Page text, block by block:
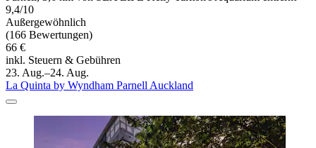
9,4/10
Außergewöhnlich
(166 Bewertungen)
66 €
inkl. Steuern & Gebühren
23. Aug.–24. Aug.
La Quinta by Wyndham Parnell Auckland